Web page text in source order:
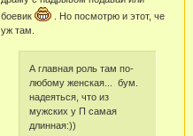
боевик
. Но посмотрю и этот, че
уж там.
А главная роль там по-
любому женская... бум.
надеяться, что из
мужских у П самая
длинная:))